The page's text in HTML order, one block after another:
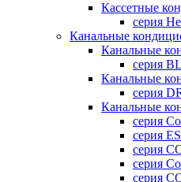
Кассетные
серия
Канальные
Канальные
серия
Канальные
серия
Канальные
серия
серия
серия
серия
серия